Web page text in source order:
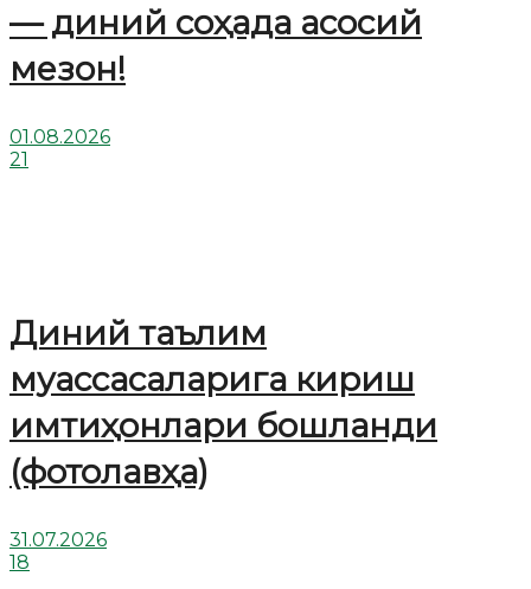
— диний соҳада асосий
мезон!
01.08.2026
21
Диний таълим
муассасаларига кириш
имтиҳонлари бошланди
(фотолавҳа)
31.07.2026
18